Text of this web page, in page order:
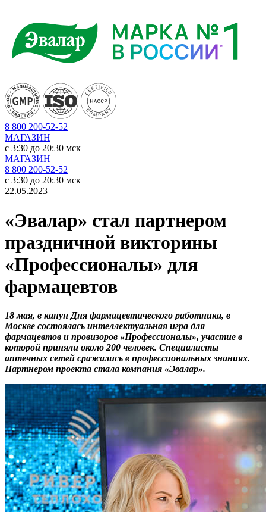
8 800 200-52-52
МАГАЗИН
c 3:30 до 20:30 мск
МАГАЗИН
8 800 200-52-52
c 3:30 до 20:30 мск
22.05.2023
«Эвалар» стал партнером
праздничной викторины
«Профессионалы» для
фармацевтов
18 мая, в канун Дня фармацевтического работника, в
Москве состоялась интеллектуальная игра для
фармацевтов и провизоров «Профессионалы», участие в
которой приняли около 200 человек. Специалисты
аптечных сетей сражались в профессиональных знаниях.
Партнером проекта стала компания «Эвалар».